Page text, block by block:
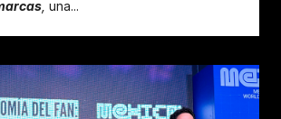
una...